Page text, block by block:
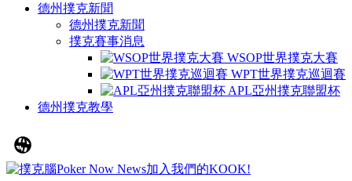
德州撲克新聞
德州撲克新聞
撲克賽事消息
WSOP世界撲克大賽
WPT世界撲克巡迴賽
APL亞州撲克聯盟杯
德州撲克教學